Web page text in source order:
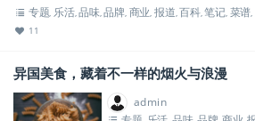
专题, 乐活,品味,品牌, 商业, 报道,百科,笔记, 菜谱,
11
异国美食，藏着不一样的烟火与浪漫
admin